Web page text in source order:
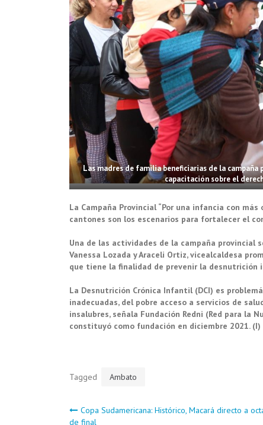
Las madres de familia beneficiarias de la
capacitación sobre el
La Campaña Provincial “Por una infancia con
cantones son los escenarios para fortalecer el
Una de las actividades de la campaña provincial
Vanessa Lozada y Araceli Ortiz, vicealcaldesa
que tiene la finalidad de prevenir la desnutrición
La Desnutrición Crónica Infantil (DCI) es
inadecuadas, del pobre acceso a servicios de
insalubres, señala Fundación Redni (Red para
constituyó como fundación en diciembre 2021. (I)
Tagged Ambato
Navegación
Copa Sudamericana: Histórico, Macará directo a
de final